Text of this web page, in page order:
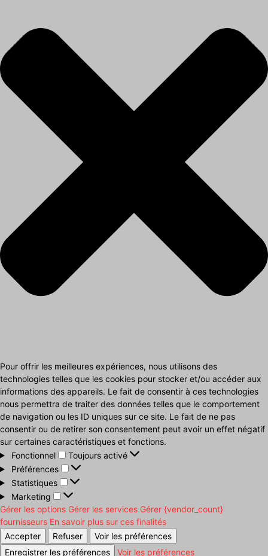
Pour offrir les meilleures expériences, nous utilisons des
technologies telles que les cookies pour stocker et/ou accéder aux
informations des appareils. Le fait de consentir à ces technologies
nous permettra de traiter des données telles que le comportement
de navigation ou les ID uniques sur ce site. Le fait de ne pas
consentir ou de retirer son consentement peut avoir un effet négatif
sur certaines caractéristiques et fonctions.
Fonctionnel
Fonctionnel
Toujours activé
Préférences
Préférences
Statistiques
Statistiques
Marketing
Marketing
Gérer les options Gérer les services Gérer {vendor_count}
fournisseurs En savoir plus sur ces finalités
Accepter
Refuser
Voir les préférences
Enregistrer les préférences
Voir les préférences